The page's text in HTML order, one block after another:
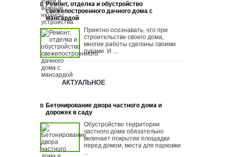
Ремонт, отделка и обустройство
свежепостроенного дачного дома с
мансардой
Приятно осознавать, что при
строительстве своего дома,
многие работы сделаны своими
руками. И ...
АКТУАЛЬНОЕ
Бетонирование двора частного дома и
дорожек в саду
Обустройство территории
частного дома обязательно
включает покрытие площадки
перед домом, места для парковки
...